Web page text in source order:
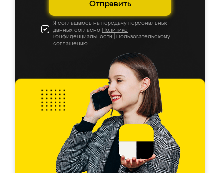
Отправить
Я соглашаюсь на передачу персональных
данных согласно Политике
конфиденциальности
Пользовательскому
соглашению